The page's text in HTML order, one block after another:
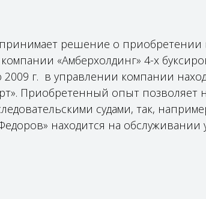
решение о приобретении
«Амберхолдинг» 4-х
2009 г. в управлении компании
Приобретенный опыт позволяет
судами, так,
находится на